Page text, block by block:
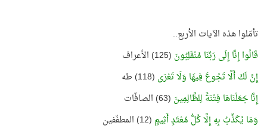
تأمّلوا هذه الآيات الأربع..
قَالُوا إِنَّا إِلَى رَبِّنَا مُنْقَلِبُونَ (125) الأعراف
إِنَّ لَكَ أَلَّا تَجُوعَ فِيهَا وَلَا تَعْرَى (118) طه
إِنَّا جَعَلْنَاهَا فِتْنَةً لِلظَّالِمِينَ (63) الصافّات
وَمَا يُكَذِّبُ بِهِ إِلَّا كُلُّ مُعْتَدٍ أَثِيمٍ (12) المطفّفين